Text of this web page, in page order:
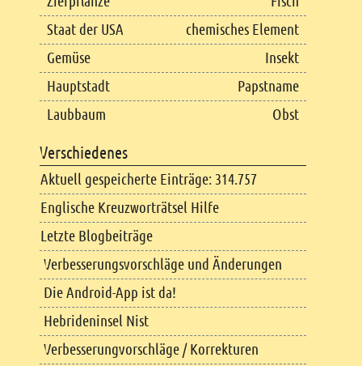
Staat der USA
chemisches Element
Gemüse
Insekt
Hauptstadt
Papstname
Laubbaum
Obst
Verschiedenes
Aktuell gespeicherte Einträge: 314.757
Englische Kreuzworträtsel Hilfe
Letzte Blogbeiträge
Verbesserungsvorschläge und Änderungen
Die Android-App ist da!
Hebrideninsel Nist
Verbesserungvorschläge / Korrekturen